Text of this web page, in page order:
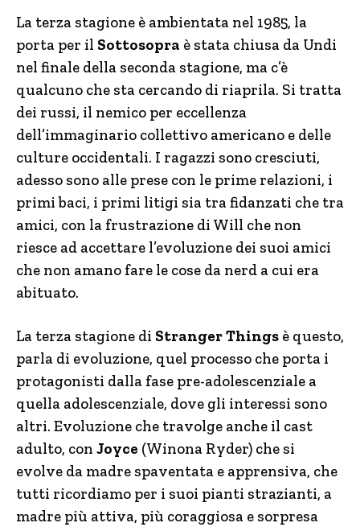
La terza stagione è ambientata nel 1985, la
porta per il Sottosopra è stata chiusa da Undi
nel finale della seconda stagione, ma c’è
qualcuno che sta cercando di riaprila. Si tratta
dei russi, il nemico per eccellenza
dell’immaginario collettivo americano e delle
culture occidentali. I ragazzi sono cresciuti,
adesso sono alle prese con le prime relazioni, i
primi baci, i primi litigi sia tra fidanzati che tra
amici, con la frustrazione di Will che non
riesce ad accettare l’evoluzione dei suoi amici
che non amano fare le cose da nerd a cui era
abituato.
La terza stagione di Stranger Things è questo,
parla di evoluzione, quel processo che porta i
protagonisti dalla fase pre-adolescenziale a
quella adolescenziale, dove gli interessi sono
altri. Evoluzione che travolge anche il cast
adulto, con Joyce (Winona Ryder) che si
evolve da madre spaventata e apprensiva, che
tutti ricordiamo per i suoi pianti strazianti, a
madre più attiva, più coraggiosa e sorpresa